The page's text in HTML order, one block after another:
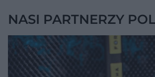
NASI PARTNERZY